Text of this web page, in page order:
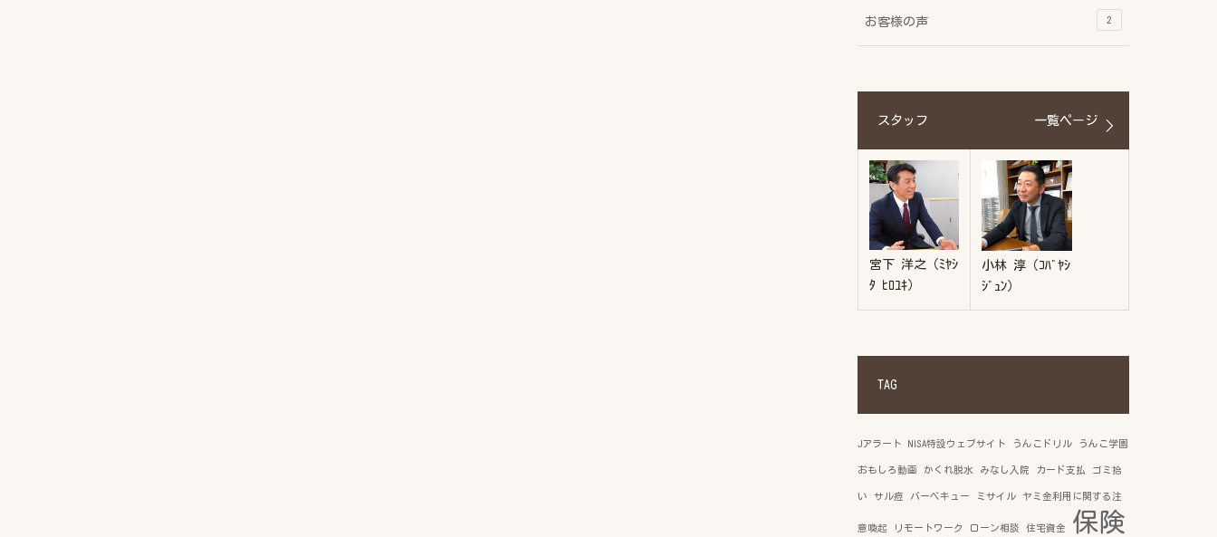
お客様の声 2
スタッフ 一覧ページ
宮下 洋之（ﾐﾔｼ
ﾀ ﾋﾛﾕｷ）
小林 淳（ｺﾊﾞﾔｼ
ｼﾞｭﾝ）
TAG
Jアラート NISA特設ウェブサイト うんこドリル うんこ学園
おもしろ動画 かくれ脱水 みなし入院 カード支払 ゴミ拾
い サル痘 バーベキュー ミサイル ヤミ金利用に関する注
意喚起 リモートワーク ローン相談 住宅資金
保険